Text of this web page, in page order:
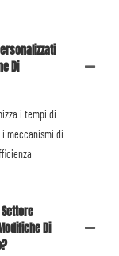
Di
i tempi di
meccanismi di
Di